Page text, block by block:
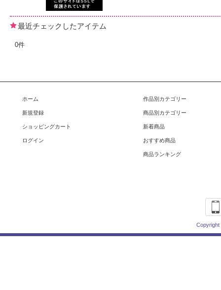
最近チェックしたアイテム
0件
ホーム
新規登録
ショッピングカート
ログイン
作品別カテゴリー
商品別カテゴリー
新着商品
おすすめ商品
商品ランキング
Copyright